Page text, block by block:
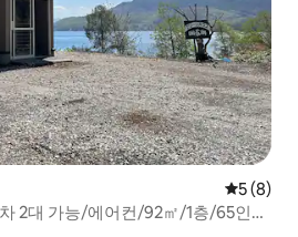
평점 5점
5 (8)
2대 가능/에어컨/92㎡/1층/65인치